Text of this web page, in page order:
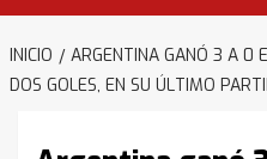
INICIO
ARGENTINA GANÓ 3 A 0
DOS GOLES, EN SU ÚLTIMO